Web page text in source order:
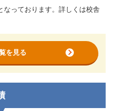
なっております。詳しくは校舎
を見る